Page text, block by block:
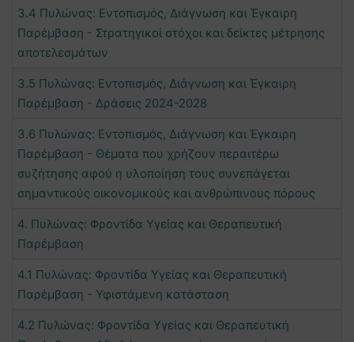
3.4 Πυλώνας: Εντοπισμός, Διάγνωση και Έγκαιρη
Παρέμβαση - Στρατηγικοί στόχοι και δείκτες μέτρησης
αποτελεσμάτων
3.5 Πυλώνας: Εντοπισμός, Διάγνωση και Έγκαιρη
Παρέμβαση - Δράσεις 2024-2028
3.6 Πυλώνας: Εντοπισμός, Διάγνωση και Έγκαιρη
Παρέμβαση - Θέματα που χρήζουν περαιτέρω
συζήτησης αφού η υλοποίηση τους συνεπάγεται
σημαντικούς οικονομικούς και ανθρώπινους πόρους
4. Πυλώνας: Φροντίδα Υγείας και Θεραπευτική
Παρέμβαση
4.1 Πυλώνας: Φροντίδα Υγείας και Θεραπευτική
Παρέμβαση - Υφιστάμενη κατάσταση
4.2 Πυλώνας: Φροντίδα Υγείας και Θεραπευτική